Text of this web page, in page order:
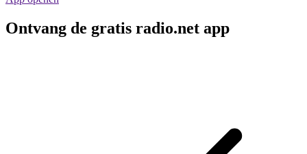
Ontvang de gratis radio.net app